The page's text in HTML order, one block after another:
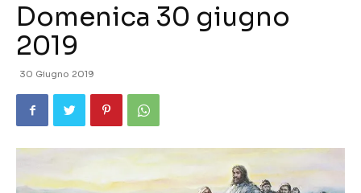
Domenica 30 giugno
2019
30 Giugno 2019